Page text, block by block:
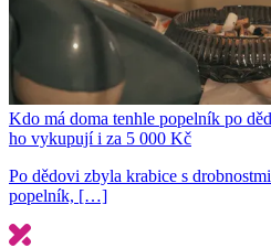
Kdo má doma tenhle popelník po
ho vykupují i za 5 000 Kč
Po dědovi zbyla krabice s
popelník, […]